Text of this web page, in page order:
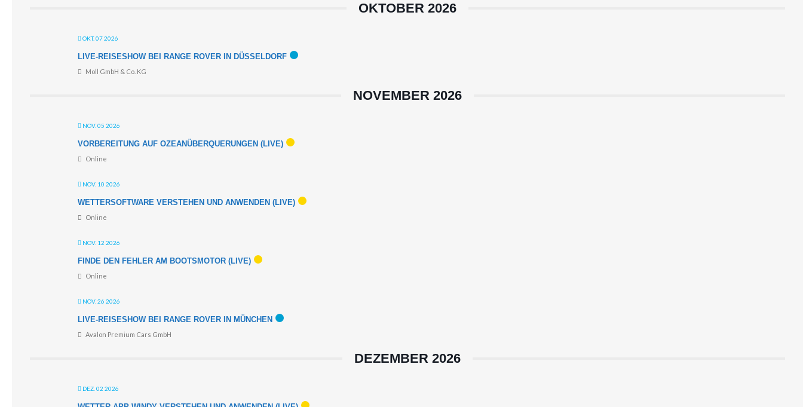
OKTOBER 2026
OKT. 07 2026
LIVE-REISESHOW BEI RANGE ROVER IN DÜSSELDORF
Moll GmbH & Co. KG
NOVEMBER 2026
NOV. 05 2026
VORBEREITUNG AUF OZEANÜBERQUERUNGEN (LIVE)
Online
NOV. 10 2026
WETTERSOFTWARE VERSTEHEN UND ANWENDEN (LIVE)
Online
NOV. 12 2026
FINDE DEN FEHLER AM BOOTSMOTOR (LIVE)
Online
NOV. 26 2026
LIVE-REISESHOW BEI RANGE ROVER IN MÜNCHEN
Avalon Premium Cars GmbH
DEZEMBER 2026
DEZ. 02 2026